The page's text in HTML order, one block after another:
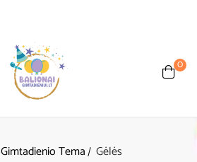
0
Gimtadienio Tema Gėlės